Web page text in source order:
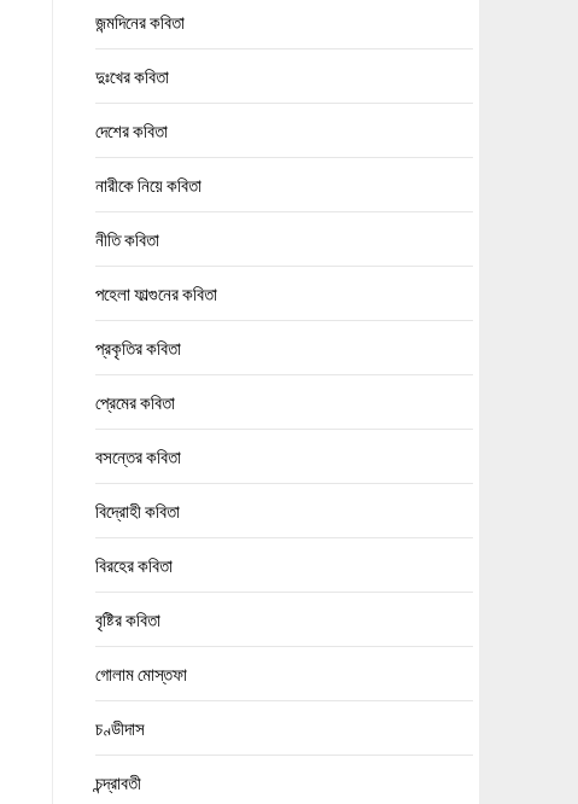
জন্মদিনের কবিতা
দুঃখের কবিতা
দেশের কবিতা
নারীকে নিয়ে কবিতা
নীতি কবিতা
পহেলা ফাল্গুনের কবিতা
প্রকৃতির কবিতা
প্রেমের কবিতা
বসন্তের কবিতা
বিদ্রোহী কবিতা
বিরহের কবিতা
বৃষ্টির কবিতা
গোলাম মোস্তফা
চণ্ডীদাস
চন্দ্রাবতী